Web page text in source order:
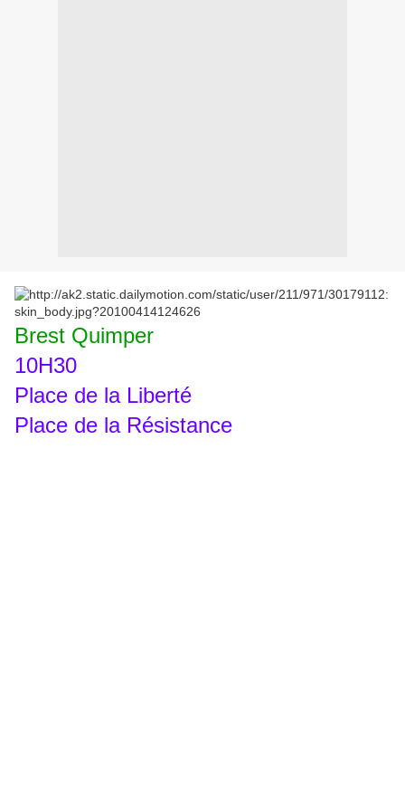
Brest Quimper
10H30
Place de la Liberté
Place de la Résistance